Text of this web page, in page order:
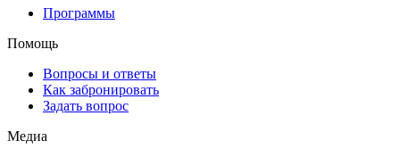
Программы
Помощь
Вопросы и ответы
Как забронировать
Задать вопрос
Медиа